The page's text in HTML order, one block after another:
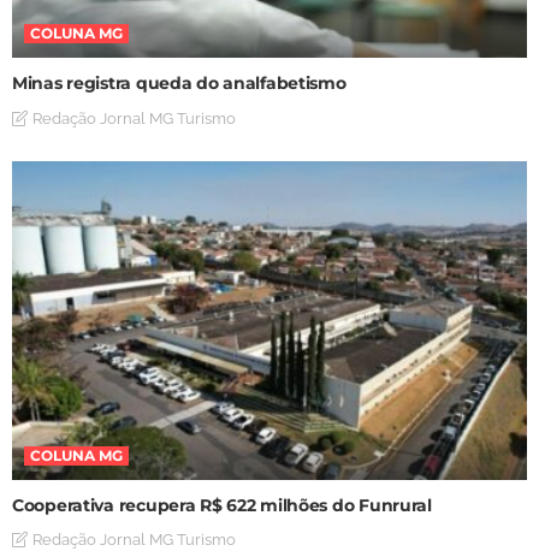
COLUNA MG
Minas registra queda do analfabetismo
Redação Jornal MG Turismo
COLUNA MG
Cooperativa recupera R$ 622 milhões do Funrural
Redação Jornal MG Turismo